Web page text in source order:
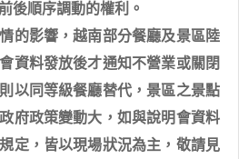
後順序調動的權利。
的影響，越南部分餐廳及景區陸
資料發放後才通知不營業或關閉
以同等級餐廳替代，景區之景點
府政策變動大，如與說明會資料
定，皆以現場狀況為主，敬請見